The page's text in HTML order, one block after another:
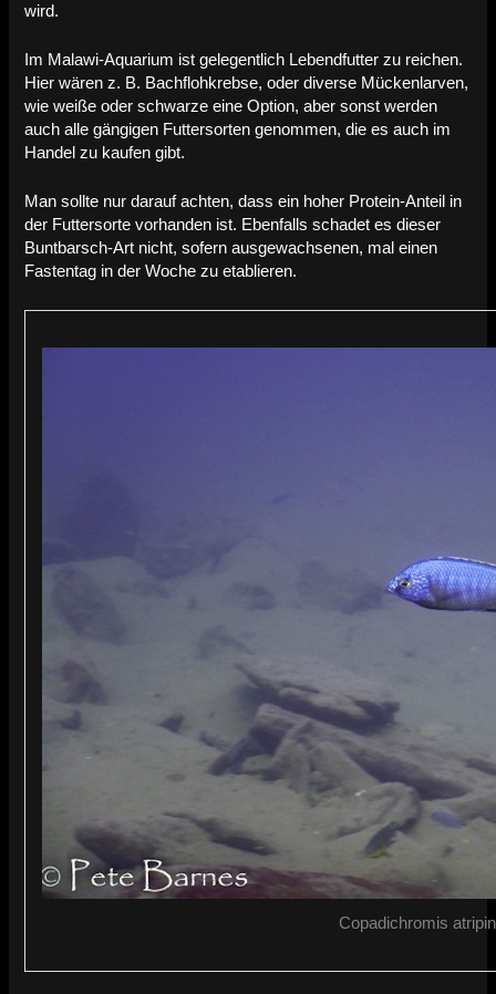
wird.
Im Malawi-Aquarium ist gelegentlich Lebendfutter zu reichen.
Hier wären z. B. Bachflohkrebse, oder diverse Mückenlarven,
wie weiße oder schwarze eine Option, aber sonst werden
auch alle gängigen Futtersorten genommen, die es auch im
Handel zu kaufen gibt.
Man sollte nur darauf achten, dass ein hoher Protein-Anteil in
der Futtersorte vorhanden ist. Ebenfalls schadet es dieser
Buntbarsch-Art nicht, sofern ausgewachsenen, mal einen
Fastentag in der Woche zu etablieren.
Copadichromis